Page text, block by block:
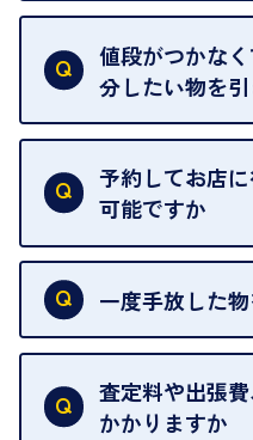
査定額は当日限り
中古市場が日々変動
わることがござい
値段がつかな
分したい物を
再販不可能な物は
がございます。ご了
予約してお店
可能ですか
申し訳ありません
おりません。
を整えております
い。
お急ぎの場合はスタ
一度手放した
当店は質店ではあ
は基本的に販売へと
せんので、ご了承く
査定料や出張
かかりますか